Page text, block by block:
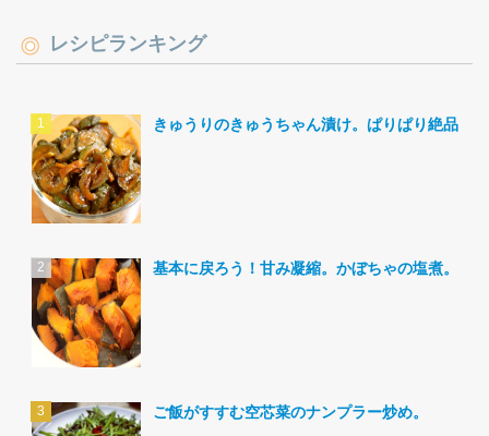
レシピランキング
きゅうりのきゅうちゃん漬け。ぱりぱり絶品。
基本に戻ろう！甘み凝縮。かぼちゃの塩煮。
ご飯がすすむ空芯菜のナンプラー炒め。